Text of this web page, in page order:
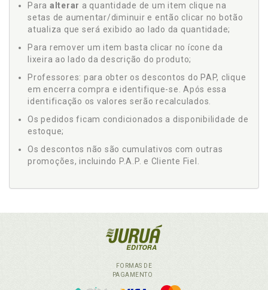
Para alterar a quantidade de um item clique na
setas de aumentar/diminuir e então clicar no botão
atualiza que será exibido ao lado da quantidade;
Para remover um item basta clicar no ícone da
lixeira ao lado da descrição do produto;
Professores: para obter os descontos do PAP, clique
em encerra compra e identifique-se. Após essa
identificação os valores serão recalculados.
Os pedidos ficam condicionados a disponibilidade de
estoque;
Os descontos não são cumulativos com outras
promoções, incluindo P.A.P. e Cliente Fiel.
FORMAS DE
PAGAMENTO